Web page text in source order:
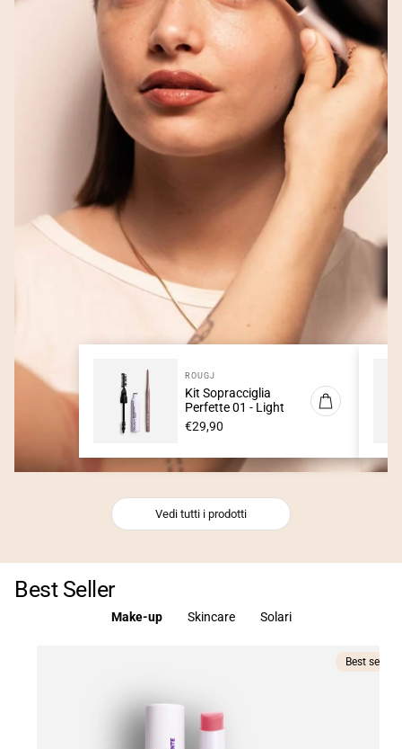
ROUGJ
Kit Sopracciglia
Perfette 01 - Light
Prezzo
€29,90
Vedi tutti i prodotti
Best Seller
Make-up Skincare Solari
Best seller